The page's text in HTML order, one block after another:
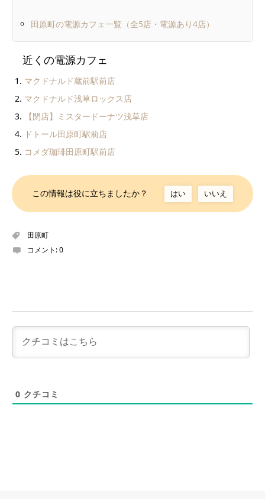
田原町の電源カフェ一覧（全5店・電源あり4店）
近くの電源カフェ
マクドナルド蔵前駅前店
マクドナルド浅草ロックス店
【閉店】ミスタードーナツ浅草店
ドトール田原町駅前店
コメダ珈琲田原町駅前店
この情報は役に立ちましたか？ はい いいえ
田原町
コメント:0
0 クチコミ